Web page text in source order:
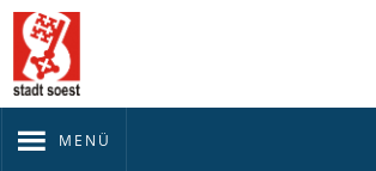
MENÜ